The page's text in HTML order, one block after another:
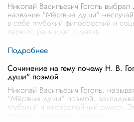
Николай Васильевич Гоголь
название "Мёртвые души"
в себе глубокий философский и
первых, речь идет о метаф
Сочинение на тему почему Н. В.
души" поэмой
Николай Васильевич Гоголь,
"Мёртвые души" поэмой,
глубокий и многослойный смысл.